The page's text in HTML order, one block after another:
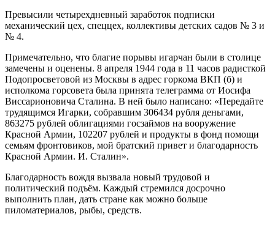
Превысили четырехдневный заработок подписки
механический цех, спеццех, коллективы детских садов № 3 и
№ 4.
Примечательно, что благие порывы игарчан были в столице
замечены и оценены. 8 апреля 1944 года в 11 часов радисткой
Подопросветовой из Москвы в адрес горкома ВКП (б) и
исполкома горсовета была принята телеграмма от Иосифа
Виссарионовича Сталина. В ней было написано: «Передайте
трудящимся Игарки, собравшим 306434 рубля деньгами,
863275 рублей облигациями госзаймов на вооружение
Красной Армии, 102207 рублей и продукты в фонд помощи
семьям фронтовиков, мой братский привет и благодарность
Красной Армии. И. Сталин».
Благодарность вождя вызвала новый трудовой и
политический подъём. Каждый стремился досрочно
выполнить план, дать стране как можно больше
пиломатериалов, рыбы, средств.